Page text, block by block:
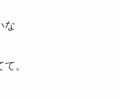
な
。